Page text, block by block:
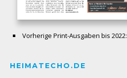
Vorherige Print-Ausgaben bis 2022:
HEIMATECHO.DE